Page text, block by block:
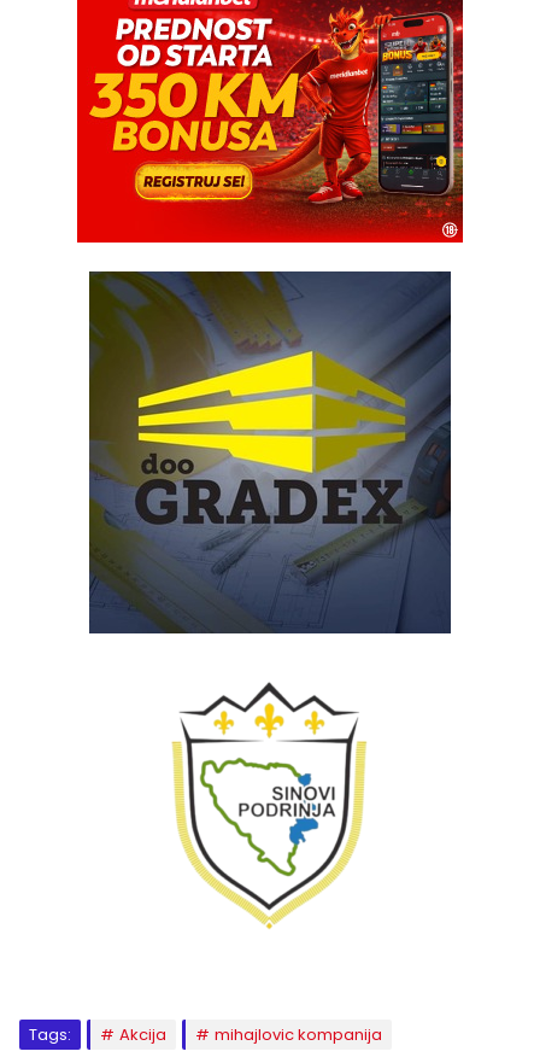
Tags: Akcija mihajlovic kompanija